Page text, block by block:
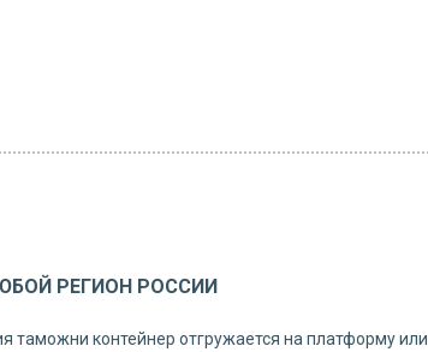
РЕГИОН РОССИИ
таможни контейнер отгружается на платформу или